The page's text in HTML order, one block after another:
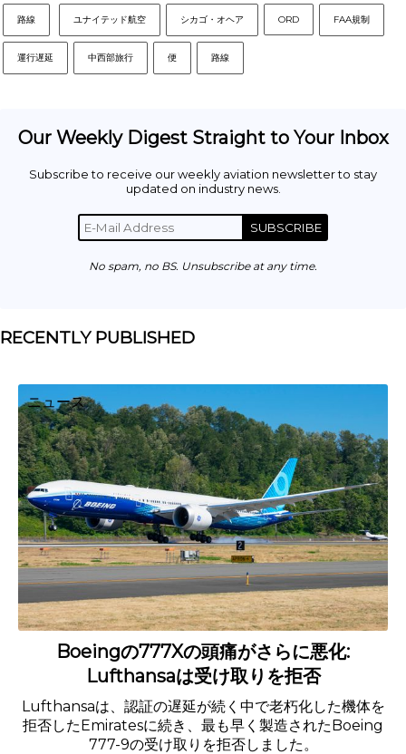
路線 ユナイテッド航空 シカゴ・オヘア ORD FAA規制
運行遅延 中西部旅行 便 路線
Our Weekly Digest Straight to Your Inbox
Subscribe to receive our weekly aviation newsletter to stay
updated on industry news.
SUBSCRIBE
No spam, no BS. Unsubscribe at any time.
RECENTLY PUBLISHED
Boeingの777Xの頭痛がさらに悪化:
Lufthansaは受け取りを拒否
Lufthansaは、認証の遅延が続く中で老朽化した機体を
拒否したEmiratesに続き、最も早く製造されたBoeing
777-9の受け取りを拒否しました。
ニュース